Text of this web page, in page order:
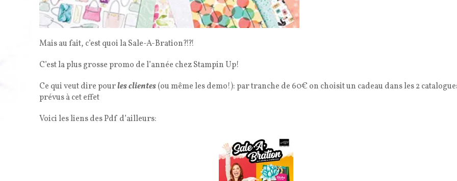
Mais au fait, c’est quoi la Sale-A-Bration?!?!
C’est la plus grosse promo de l’année chez Stampin Up!
Ce qui veut dire pourles clientes(ou même les demo!): par tranche de 60€ on choisit un cadeau dans les 2
prévus à cet effet
Voici les liens des Pdf d’ailleurs: